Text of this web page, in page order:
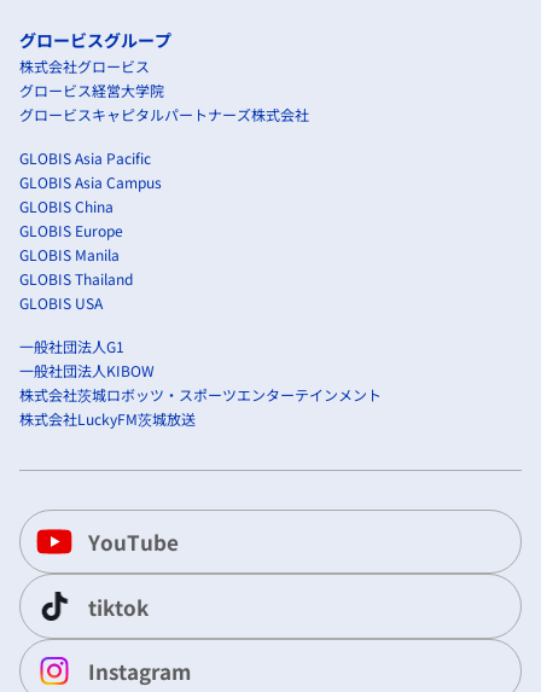
グロービスグループ
株式会社グロービス
グロービス経営大学院
グロービスキャピタルパートナーズ株式会社
GLOBIS Asia Pacific
GLOBIS Asia Campus
GLOBIS China
GLOBIS Europe
GLOBIS Manila
GLOBIS Thailand
GLOBIS USA
一般社団法人G1
一般社団法人KIBOW
株式会社茨城ロボッツ・スポーツエンターテインメント
株式会社LuckyFM茨城放送
YouTube
tiktok
Instagram